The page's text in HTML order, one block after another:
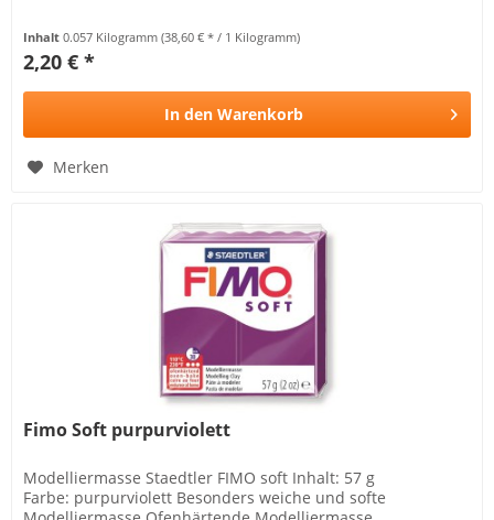
Inhalt0.057 Kilogramm(38,60 € * / 1 Kilogramm)
2,20 € *
In den Warenkorb
Merken
Fimo Soft purpurviolett
Modelliermasse Staedtler FIMO soft Inhalt: 57 g
Farbe: purpurviolett Besonders weiche und softe